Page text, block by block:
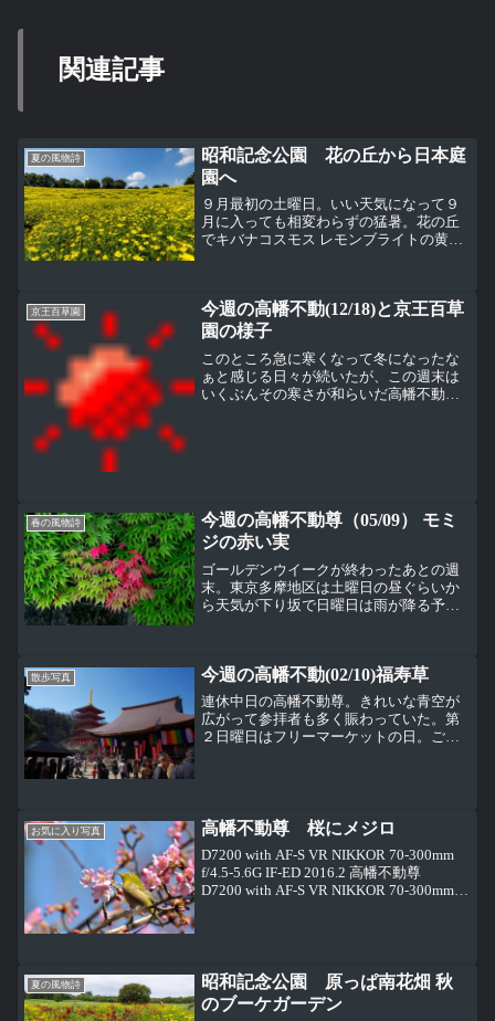
関連記事
夏の風物詩
昭和記念公園 花の丘から日本庭
園へ
９月最初の土曜日。いい天気になって９
月に入っても相変わらずの猛暑。花の丘
でキバナコスモス レモンブライトの黄色
記念公園は2023年に...
京王百草園
今週の高幡不動(12/18)と京王百草
園の様子
このところ急に寒くなって冬になったな
ぁと感じる日々が続いたが、この週末は
いくぶんその寒さが和らいだ高幡不動尊
春の風物詩
今週の高幡不動尊（05/09） モミ
ジの赤い実
ゴールデンウイークが終わったあとの週
末。東京多摩地区は土曜日の昼ぐらいか
ら天気が下り坂で日曜日は雨が降る予報
になる頃の高幡不動尊の五...
散歩写真 今週の高幡不動(02/10)福寿草
連休中日の高幡不動尊。きれいな青空が
広がって参拝者も多く賑わっていた。第
２日曜日はフリーマーケットの日。ござ
お気に入り写真 高幡不動尊 桜にメジロ
D7200 with AF-S VR NIKKOR 70-300mm
f/4.5-5.6G IF-ED 2016.2 高幡不動尊
D7200 with AF-S VR NIKKOR 70-300mm
夏の風物詩
昭和記念公園 原っぱ南花畑 秋
のブーケガーデン